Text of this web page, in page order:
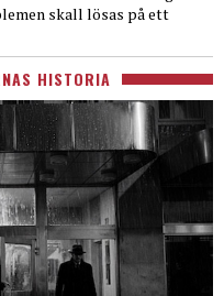
skall lösas på ett
HISTORIA